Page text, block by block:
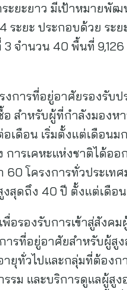
ระยะยาว มีเป้าหมาย
ะยะ ประกอบด้วย ระ
จำนวน 40 พื้นที่
ารที่อยู่อาศัยรองรับป
สำหรับผู้ที่กำลังมองห
ดือน เริ่มตั้งแต่เดือนม
ารเคหะแห่งชาติได้อ
โครงการทั่วประเท
ะสูงสุดถึง 40 ปี ตั้งแ
อรองรับการเข้าสู่สังค
รที่อยู่อาศัยสำหรับผู้สู
ยุทั่วไปและกลุ่มที่ต้อง
รม และบริการดูแลผู้สู